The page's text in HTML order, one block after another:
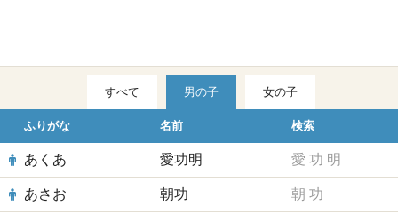
すべて 男の子 女の子
ふりがな 名前 検索
あくあ 愛功明 愛 功 明
あさお 朝功 朝 功